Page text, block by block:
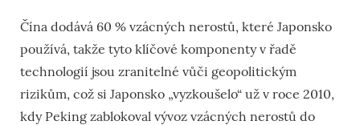
Čína dodává 60 % vzácných nerostů, které Japonsko
používá, takže tyto klíčové komponenty v řadě
technologií jsou zranitelné vůči geopolitickým
rizikům, což si Japonsko „vyzkoušelo“ už v roce 2010,
kdy Peking zablokoval vývoz vzácných nerostů do